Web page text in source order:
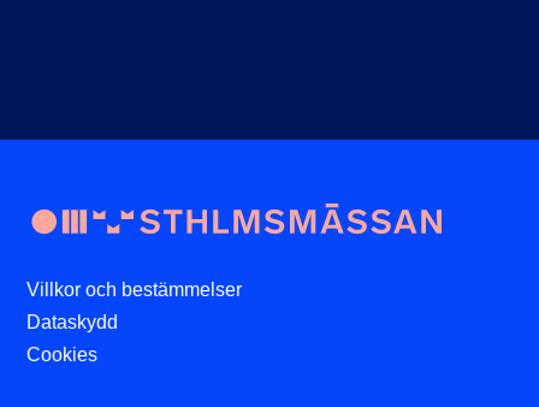
Villkor och bestämmelser
Dataskydd
Cookies